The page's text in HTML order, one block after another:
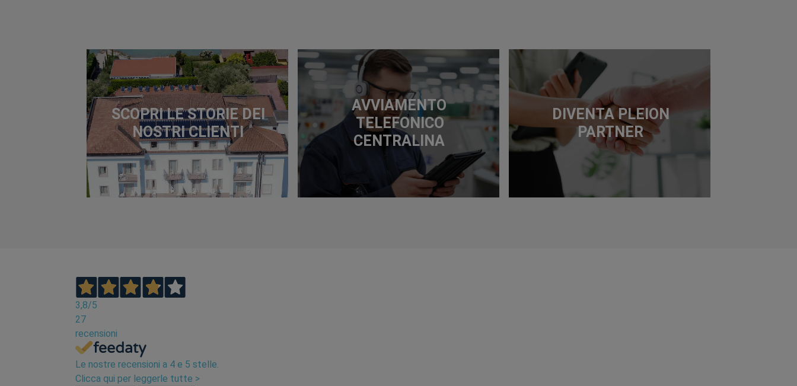
SCOPRI LE STORIE DEI
NOSTRI CLIENTI
AVVIAMENTO
TELEFONICO
CENTRALINA
DIVENTA PLEION
PARTNER
3,8/5
27
recensioni
Le nostre recensioni a 4 e 5 stelle.
Clicca qui per leggerle tutte >